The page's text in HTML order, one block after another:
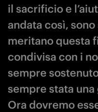
il sacrificio e
andata così,
meritano questa
condivisa con i
sempre
sempre stata
Ora dovremo